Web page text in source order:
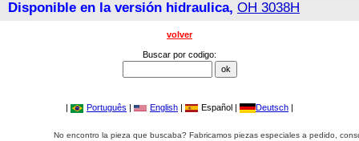
Disponible en la versión hidraulica, OH 3038H
volver
Buscar por codigo:
| Português | English | Español | Deutsch |
No encontro la pieza que buscaba? Fabricamos piezas especiales a pedido,